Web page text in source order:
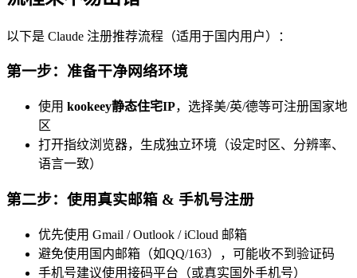
以下是 Claude 注册推荐流程（适用于国内用户）：
第一步：准备干净网络环境
使用 kookeey静态住宅IP，选择美/英/德等可注册国家地
区
打开指纹浏览器，生成独立环境（设定时区、分辨率、
语言一致）
第二步：使用真实邮箱 & 手机号注册
优先使用 Gmail / Outlook / iCloud 邮箱
避免使用国内邮箱（如QQ/163），可能收不到验证码
手机号建议使用接码平台（或真实国外手机号）